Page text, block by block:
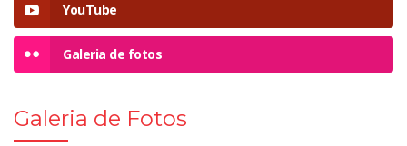
YouTube
Galeria de fotos
Galeria de Fotos